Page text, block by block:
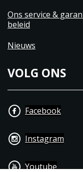
Ons service &
beleid
Nieuws
VOLG ONS
Facebook
Instagram
Youtube